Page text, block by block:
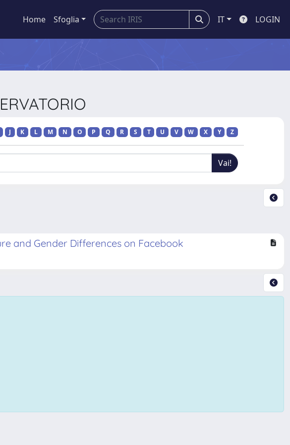
Home Sfoglia IT LOGIN
J K L M N O P Q R S T U V W X Y Z
and Gender Differences on Facebook